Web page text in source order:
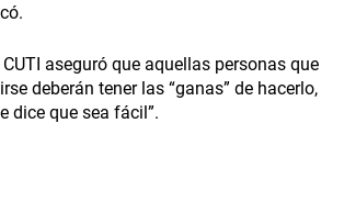
aseguró que aquellas personas que
deberán tener las “ganas” de hacerlo,
dice que sea fácil”.